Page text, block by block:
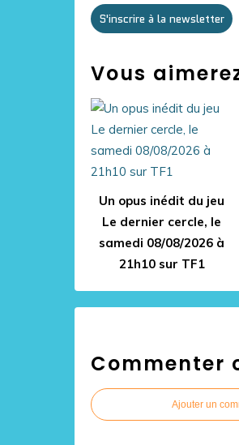
S'inscrire à la newsletter
Vous
Un opus inédit du jeu
Le dernier cercle, le
samedi 08/08/2026 à
21h10 sur TF1
Commenter
Ajouter un